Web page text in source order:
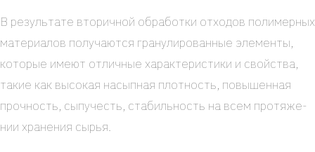
В резуль­та­те вто­рич­ной обра­бот­ки отхо­дов поли­мер­ных
мате­ри­а­лов полу­ча­ют­ся гра­ну­ли­ро­ван­ные эле­мен­ты,
кото­рые име­ют отлич­ные харак­те­ри­сти­ки и свой­ства,
такие как высо­кая насып­ная плот­ность, повы­шен­ная
проч­ность, сыпу­честь, ста­биль­ность на всем про­тя­же­
нии хра­не­ния сырья.